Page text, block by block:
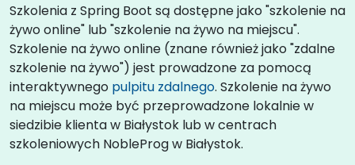
Szkolenia z Spring Boot są dostępne jako "szkolenie na
żywo online" lub "szkolenie na żywo na miejscu".
Szkolenie na żywo online (znane również jako "zdalne
szkolenie na żywo") jest prowadzone za pomocą
interaktywnego pulpitu zdalnego. Szkolenie na żywo
na miejscu może być przeprowadzone lokalnie w
siedzibie klienta w Białystok lub w centrach
szkoleniowych NobleProg w Białystok.